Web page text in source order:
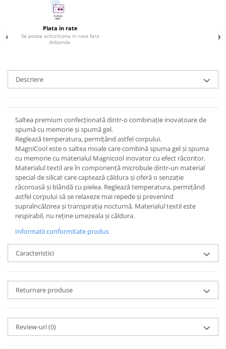
Plata in rate
Se poate achizitiona in rate fara
dobanda.
Descriere
Saltea premium confecționată dintr-o combinație inovatoare de
spumă cu memorie și spumă gel.
Reglează temperatura, permițând astfel corpului.
MagniCool este o saltea moale care combină spuma gel și spuma
cu memorie cu materialul Magnicool inovator cu efect răcoritor.
Materialul textil are în componență microbule dintr-un material
special de silicat care captează căldura și oferă o senzație
răcoroasă și blândă cu pielea. Reglează temperatura, permițând
astfel corpului să se relaxeze mai repede și prevenind
supraîncălzirea și transpirația nocturnă. Materialul textil este
respirabil, nu reține umezeala și căldura.
Informatii conformitate produs
Caracteristici
Returnare produse
Review-uri(0)